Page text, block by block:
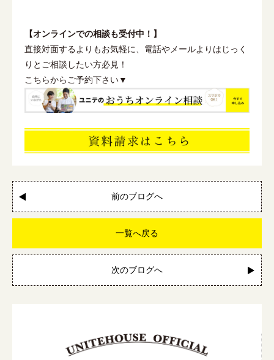
【オンラインでの相談も受付中！】
直接対面するよりもお気軽に、電話やメールよりはじっく
りとご相談したい方必見！
こちらからご予約下さい▼
前のブログへ
一覧へ戻る
次のブログへ